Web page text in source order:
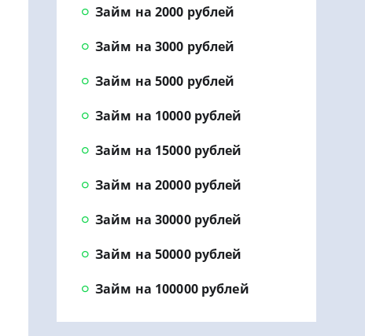
Займ на 2000 рублей
Займ на 3000 рублей
Займ на 5000 рублей
Займ на 10000 рублей
Займ на 15000 рублей
Займ на 20000 рублей
Займ на 30000 рублей
Займ на 50000 рублей
Займ на 100000 рублей